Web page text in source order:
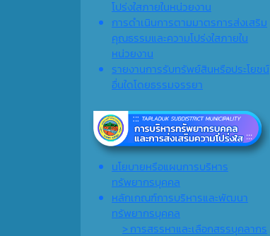
โปร่งใสภายในหน่วยงาน
การดำเนินการตามมาตรการส่งเสริม
คุณธรรมและความโปร่งใสภายใน
หน่วยงาน
รายงานการรับทรัพย์สินหรือประโยชน์
อื่นใดโดยธรรมจรรยา
นโยบายหรือแผนการบริหาร
ทรัพยากรบุคคล
หลักเกณฑ์การบริหารและพัฒนา
ทรัพยากรบุคคล
> การสรรหาและเลือกสรรบุคลากร